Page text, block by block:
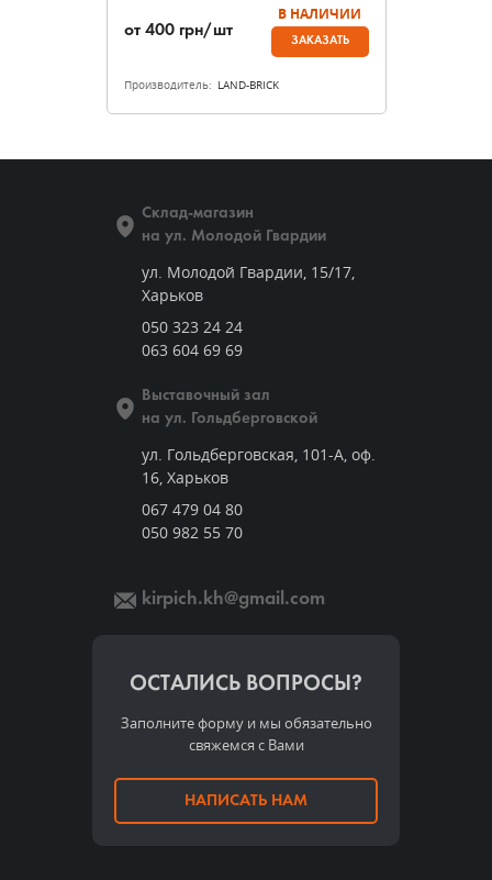
от 400 грн/шт
В НАЛИЧИИ
ЗАКАЗАТЬ
Производитель: LAND-BRICK
Склад-магазин
на ул. Молодой Гвардии
ул. Молодой Гвардии, 15/17,
Харьков
050 323 24 24
063 604 69 69
Выставочный зал
на ул. Гольдберговской
ул. Гольдберговская, 101-А, оф.
16, Харьков
067 479 04 80
050 982 55 70
kirpich.kh@gmail.com
ОСТАЛИСЬ ВОПРОСЫ?
Заполните форму и мы обязательно
свяжемся с Вами
НАПИСАТЬ НАМ